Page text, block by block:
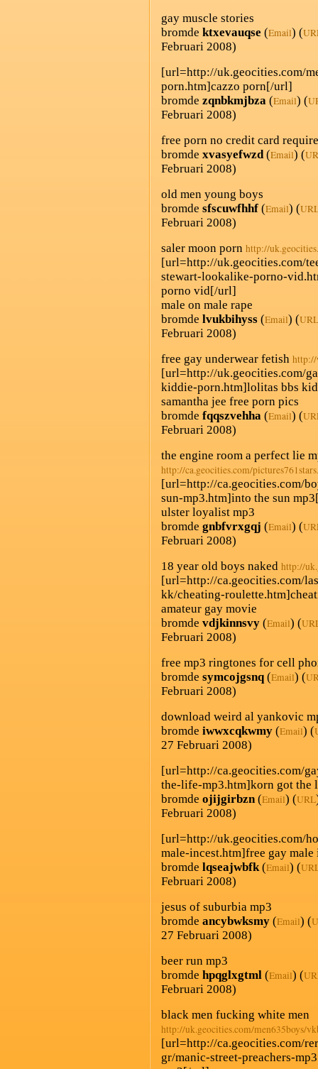
gay muscle stories
bromde ktxevauqse (Email) (
Februari 2008)
[url=http://uk.geocities.com/
porn.htm]cazzo porn[/url]
bromde zqnbkmjbza (Email) (
Februari 2008)
free porn no credit card
bromde xvasyefwzd(Email) (
Februari 2008)
old men young boys
bromde sfscuwfhhf (Email) (
Februari 2008)
saler moon porn http://
[url=http://uk.geocities.com/
stewart-lookalike-porno-
porno vid[/url]
male on male rape
bromde lvukbihyss (Email) (URL
Februari 2008)
free gay underwear fetish http://
[url=http://uk.geocities.com/
kiddie-porn.htm]lolitas bbs
samantha jee free porn pics
bromde fqqszvehha (Email) (
Februari 2008)
the engine room a perfect lie
http://ca.geocities.com/
[url=http://ca.geocities.com/
sun-mp3.htm]into the sun
ulster loyalist mp3
bromde gnbfvrxgqj (Email) (
Februari 2008)
18 year old boys naked http://
[url=http://ca.geocities.com/
kk/cheating-
amateur gay movie
bromde vdjkinnsvy (Email) (
Februari 2008)
free mp3 ringtones for cell
bromde symcojgsnq (Email) (
Februari 2008)
download weird al yankovic
bromde iwwxcqkwmy (Email) (
27 Februari 2008)
[url=http://ca.geocities.com/
the-life-mp3.htm]korn got the
bromde ojijgirbzn(Email) (URL
Februari 2008)
[url=http://uk.geocities.com/
male-incest.htm]free gay
bromde lqseajwbfk(Email) (
Februari 2008)
jesus of suburbia mp3
bromde ancybwksmy (Email) (
27 Februari 2008)
beer run mp3
bromde hpqglxgtml (Email) (
Februari 2008)
black men fucking white men
http://uk.geocities.com/men635boys/
[url=http://ca.geocities.com/
gr/manic-street-preachers-